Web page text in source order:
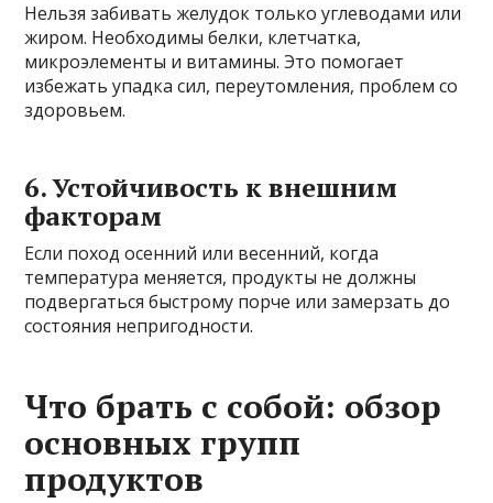
Нельзя забивать желудок только углеводами или
жиром. Необходимы белки, клетчатка,
микроэлементы и витамины. Это помогает
избежать упадка сил, переутомления, проблем со
здоровьем.
6. Устойчивость к внешним
факторам
Если поход осенний или весенний, когда
температура меняется, продукты не должны
подвергаться быстрому порче или замерзать до
состояния непригодности.
Что брать с собой: обзор
основных групп
продуктов